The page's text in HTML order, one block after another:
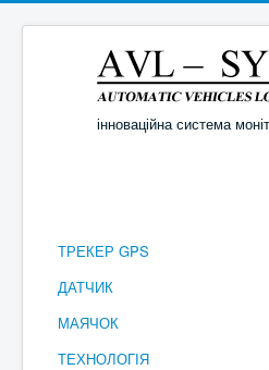
інноваційна система
ТРЕКЕР GPS
ДАТЧИК
МАЯЧОК
ТЕХНОЛОГІЯ